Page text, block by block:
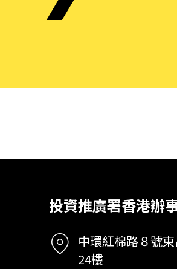
投資推廣署香港辦
中環紅棉路８號
24樓